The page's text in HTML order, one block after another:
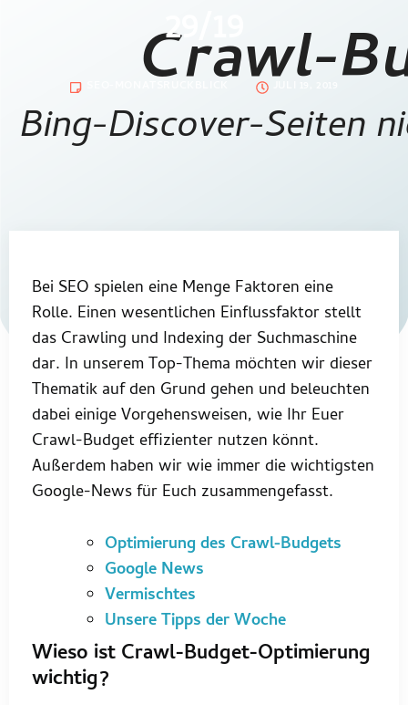
29/19
Bei SEO spielen eine Menge Faktoren eine
Rolle. Einen wesentlichen Einflussfaktor stellt
das Crawling und Indexing der Suchmaschine
dar. In unserem Top-Thema möchten wir dieser
Thematik auf den Grund gehen und beleuchten
dabei einige Vorgehensweisen, wie Ihr Euer
Crawl-Budget effizienter nutzen könnt.
Außerdem haben wir wie immer die wichtigsten
Google-News für Euch zusammengefasst.
Optimierung des Crawl-Budgets
Google News
Vermischtes
Unsere Tipps der Woche
Wieso ist Crawl-Budget-Optimierung
wichtig?